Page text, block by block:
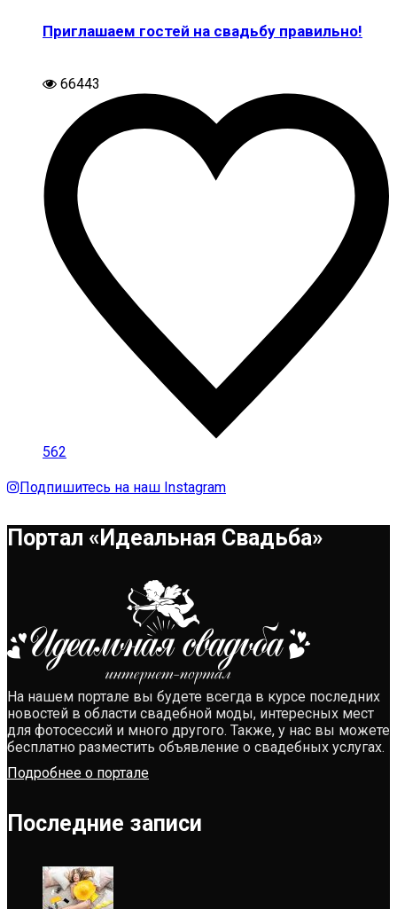
Приглашаем гостей на свадьбу правильно!
66443
562
Подпишитесь на наш Instagram
Портал «Идеальная Свадьба»
На нашем портале вы будете всегда в курсе последних
новостей в области свадебной моды, интересных мест
для фотосессий и много другого. Также, у нас вы можете
бесплатно разместить объявление о свадебных услугах.
Подробнее о портале
Последние записи